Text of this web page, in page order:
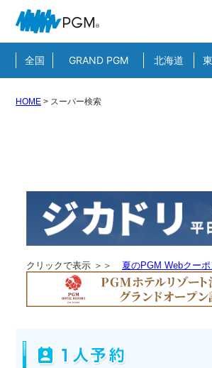
全国 GRAND PGM 北海道
HOME > スーパー検索
クリックで表示 ＞＞ 夏のPGM Webクーポ